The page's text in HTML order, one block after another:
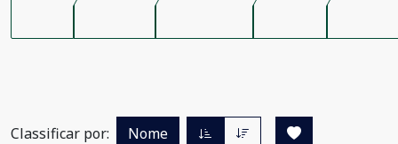
Classificar por: Nome